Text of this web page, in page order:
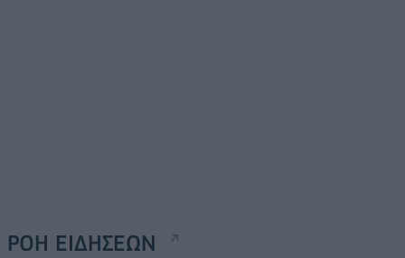
ΡΟΗ ΕΙΔΗΣΕΩΝ